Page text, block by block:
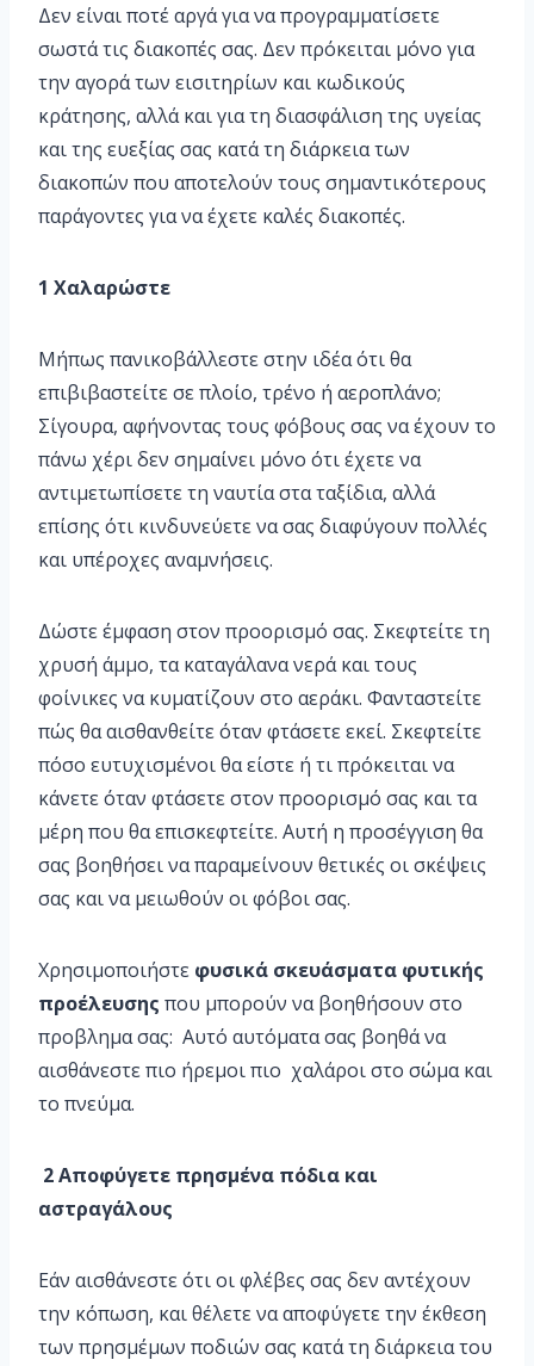
Δεν είναι ποτέ αργά για να προγραμματίσετε
σωστά τις διακοπές σας. Δεν πρόκειται μόνο για
την αγορά των εισιτηρίων και κωδικούς
κράτησης, αλλά και για τη διασφάλιση της υγείας
και της ευεξίας σας κατά τη διάρκεια των
διακοπών που αποτελούν τους σημαντικότερους
παράγοντες για να έχετε καλές διακοπές.
1 Χαλαρώστε
Μήπως πανικοβάλλεστε στην ιδέα ότι θα
επιβιβαστείτε σε πλοίο, τρένο ή αεροπλάνο;
Σίγουρα, αφήνοντας τους φόβους σας να έχουν το
πάνω χέρι δεν σημαίνει μόνο ότι έχετε να
αντιμετωπίσετε τη ναυτία στα ταξίδια, αλλά
επίσης ότι κινδυνεύετε να σας διαφύγουν πολλές
και υπέροχες αναμνήσεις.
Δώστε έμφαση στον προορισμό σας. Σκεφτείτε τη
χρυσή άμμο, τα καταγάλανα νερά και τους
φοίνικες να κυματίζουν στο αεράκι. Φανταστείτε
πώς θα αισθανθείτε όταν φτάσετε εκεί. Σκεφτείτε
πόσο ευτυχισμένοι θα είστε ή τι πρόκειται να
κάνετε όταν φτάσετε στον προορισμό σας και τα
μέρη που θα επισκεφτείτε. Αυτή η προσέγγιση θα
σας βοηθήσει να παραμείνουν θετικές οι σκέψεις
σας και να μειωθούν οι φόβοι σας.
Χρησιμοποιήστε φυσικά σκευάσματα φυτικής
προέλευσης που μπορούν να βοηθήσουν στο
προβλημα σας: Αυτό αυτόματα σας βοηθά να
αισθάνεστε πιο ήρεμοι πιο χαλάροι στο σώμα και
το πνεύμα.
2 Αποφύγετε πρησμένα πόδια και
αστραγάλους
Εάν αισθάνεστε ότι οι φλέβες σας δεν αντέχουν
την κόπωση, και θέλετε να αποφύγετε την έκθεση
των πρησμέμων ποδιών σας κατά τη διάρκεια του